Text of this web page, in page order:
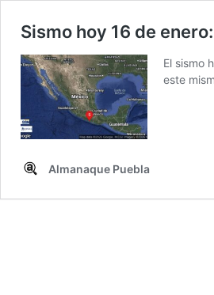
Sismo hoy 16 de
El sismo
este
Almanaque Puebla